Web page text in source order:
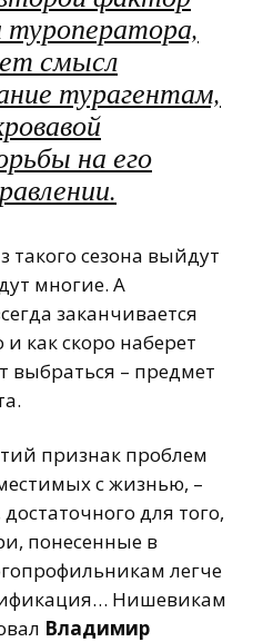
туроператора,
смысл
турагентам,
на его
сезона выйдут
многие. А
заканчивается
как скоро наберет
выбраться – предмет
признак проблем
с жизнью, –
для того,
понесенные в
легче
Нишевикам
Владимир